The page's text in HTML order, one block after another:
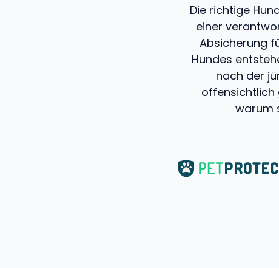
Die richtige
einer
Absicherung
Hundes
nach der
offensichtlich
warum